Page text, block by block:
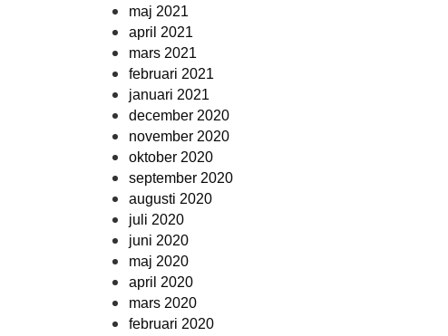
maj 2021
april 2021
mars 2021
februari 2021
januari 2021
december 2020
november 2020
oktober 2020
september 2020
augusti 2020
juli 2020
juni 2020
maj 2020
april 2020
mars 2020
februari 2020